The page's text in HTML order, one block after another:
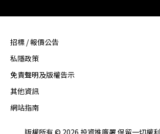
招標 / 報價公告
私隱政策
免責聲明及版權告示
其他資訊
網站指南
版權所有 © 2026 投資推廣署 保留一切權